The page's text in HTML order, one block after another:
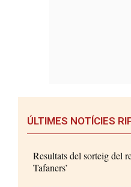
ÚLTIMES NOTÍCIES
Resultats del sorteig del
Tafaners’